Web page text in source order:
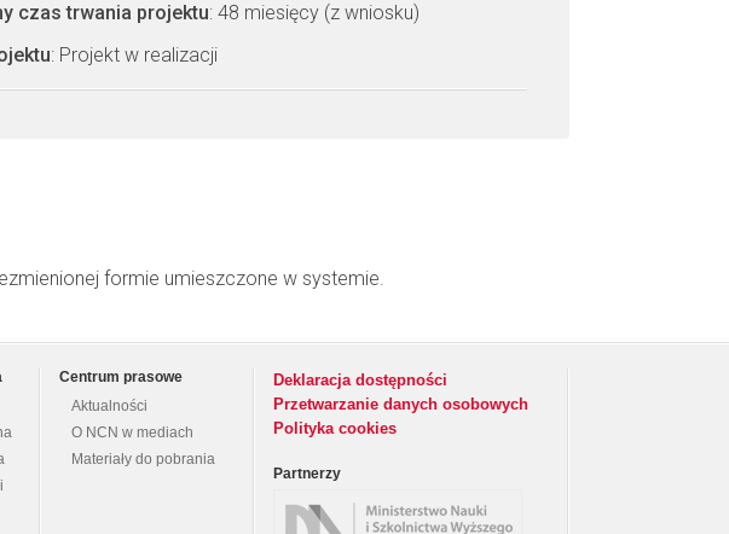
czas trwania projektu: 48 miesięcy (z wniosku)
: Projekt w realizacji
formie umieszczone w systemie.
Centrum prasowe
Aktualności
O NCN w mediach
Materiały do pobrania
Deklaracja dostępności
Przetwarzanie danych osobowych
Polityka cookies
Partnerzy